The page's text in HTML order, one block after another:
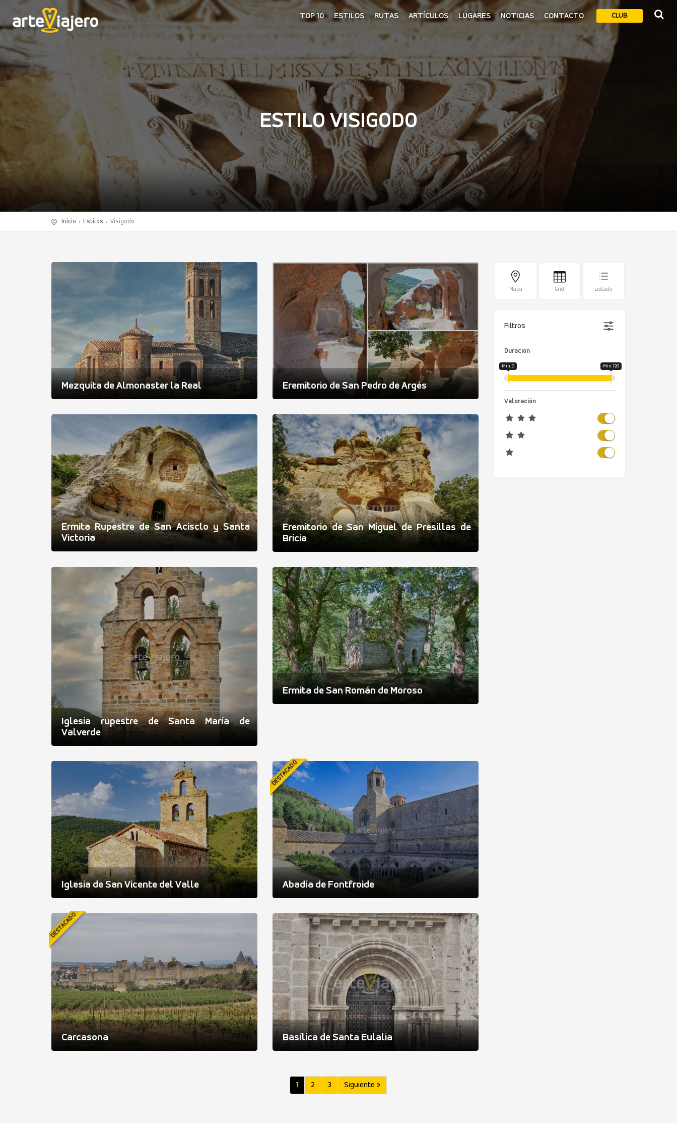
CLUB
TOP 10 ESTILOS RUTAS ARTÍCULOS LUGARES NOTICIAS CONTACTO
ESTILO VISIGODO
Inicio Estilos Visigodo
Mapa Grid Listado
Filtros
Duración
Min. 0 Min. 120
Valoración
Mezquita de Almonaster la Real Eremitorio de San Pedro de Argés
Ermita Rupestre de San Acisclo y Santa
Victoria
Eremitorio de San Miguel de Presillas de
Bricia
Iglesia rupestre de Santa María de
Valverde
Ermita de San Román de Moroso
Iglesia de San Vicente del Valle
DESTACADO
Abadía de Fontfroide
DESTACADO
Carcasona Basílica de Santa Eulalia
1 2 3 Siguiente »